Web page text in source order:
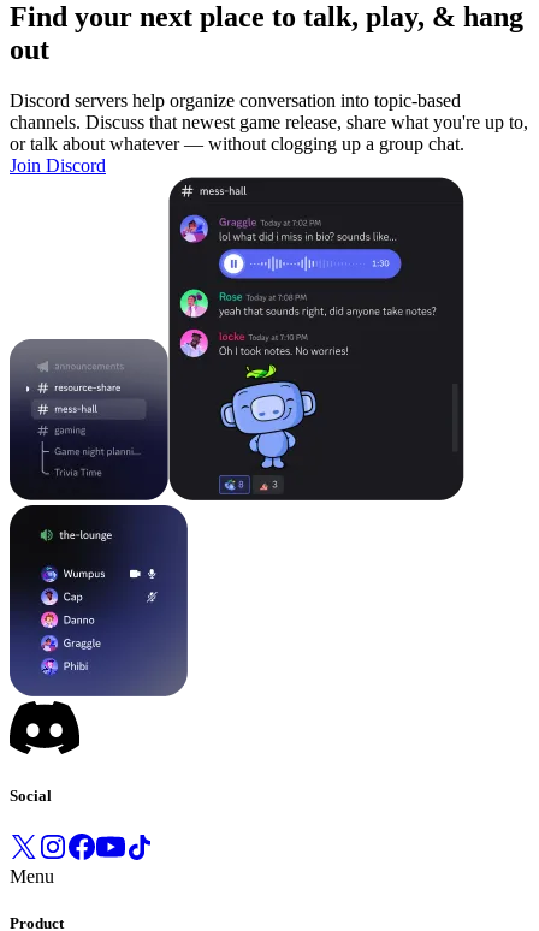
Find your next place to talk, play, & hang
out
Discord servers help organize conversation into topic-based
channels. Discuss that newest game release, share what you're up to,
or talk about whatever — without clogging up a group chat.
Join Discord
Social
Menu
Product